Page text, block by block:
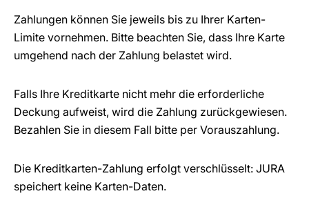
Zahlungen können Sie jeweils bis zu Ihrer Karten-
Limite vornehmen. Bitte beachten Sie, dass Ihre Karte
umgehend nach der Zahlung belastet wird.
Falls Ihre Kreditkarte nicht mehr die erforderliche
Deckung aufweist, wird die Zahlung zurückgewiesen.
Bezahlen Sie in diesem Fall bitte per Vorauszahlung.
Die Kreditkarten-Zahlung erfolgt verschlüsselt: JURA
speichert keine Karten-Daten.